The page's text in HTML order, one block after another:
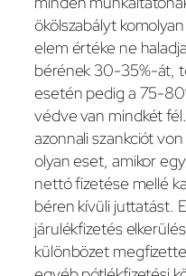
ökölszabályt
elem értéke ne
bérének 30-35%-át,
esetén pedig a 75-
védve van mindkét
azonnali szankciót
olyan eset, amikor
nettó fizetése mellé
béren kívüli juttatást.
járulékfizetés
különbözet